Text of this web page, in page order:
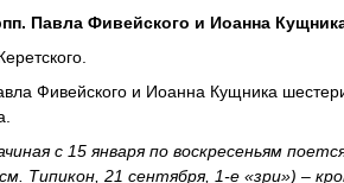
Павла Фивейского и Иоанна
Фивейского и Иоанна Кущника
с 15 января по воскресеньям
Типикон, 21 сентября, 1-е «зри») –